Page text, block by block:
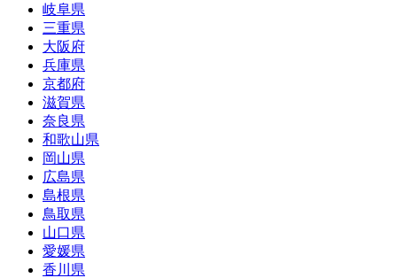
岐阜県
三重県
大阪府
兵庫県
京都府
滋賀県
奈良県
和歌山県
岡山県
広島県
島根県
鳥取県
山口県
愛媛県
香川県